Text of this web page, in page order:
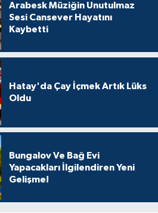
Arabesk Müziğin Unutulmaz
Sesi Cansever Hayatını
Kaybetti
Hatay'da Çay İçmek Artık Lüks
Oldu
Bungalov Ve Bağ Evi
Yapacakları İlgilendiren Yeni
Gelişme!